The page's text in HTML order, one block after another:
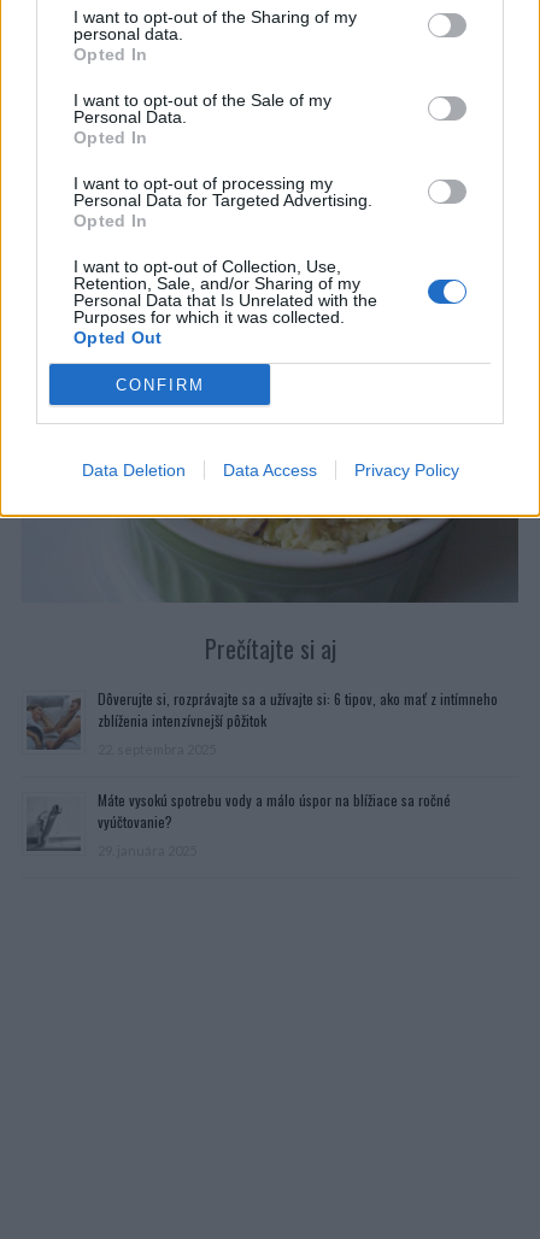
I want to opt-out of the Sharing of my
personal data.
Opted In
I want to opt-out of the Sale of my
Personal Data.
Opted In
I want to opt-out of processing my
Personal Data for Targeted Advertising.
Opted In
I want to opt-out of Collection, Use,
Retention, Sale, and/or Sharing of my
Personal Data that Is Unrelated with the
Purposes for which it was collected.
Opted Out
CONFIRM
Data Deletion Data Access Privacy Policy
Kuracie mäso a vajíčko si uvarte.
Kapustu, zelerové stonky, syr, uvarené kuracie
prsia, vajce a bylinky si nakrájajte na menšie kúsky.
Všetky ingrediencie premiešajte a zalejte bielym
okoreniť a osoliť!
skvelým šalátom a už čoskoro uvidíte výsledky!
Nezabudnite o recepte povedať aj vašim priateľom.
Prečítajte si aj
Dôverujte si, rozprávajte sa a užívajte si: 6 tipov, ako mať z intímneho
zblíženia intenzívnejší pôžitok
Máte vysokú spotrebu vody a málo úspor na blížiace sa ročné
vyúčtovanie?